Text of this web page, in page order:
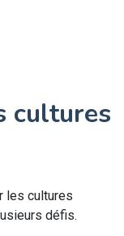
cultures
les cultures
défis.